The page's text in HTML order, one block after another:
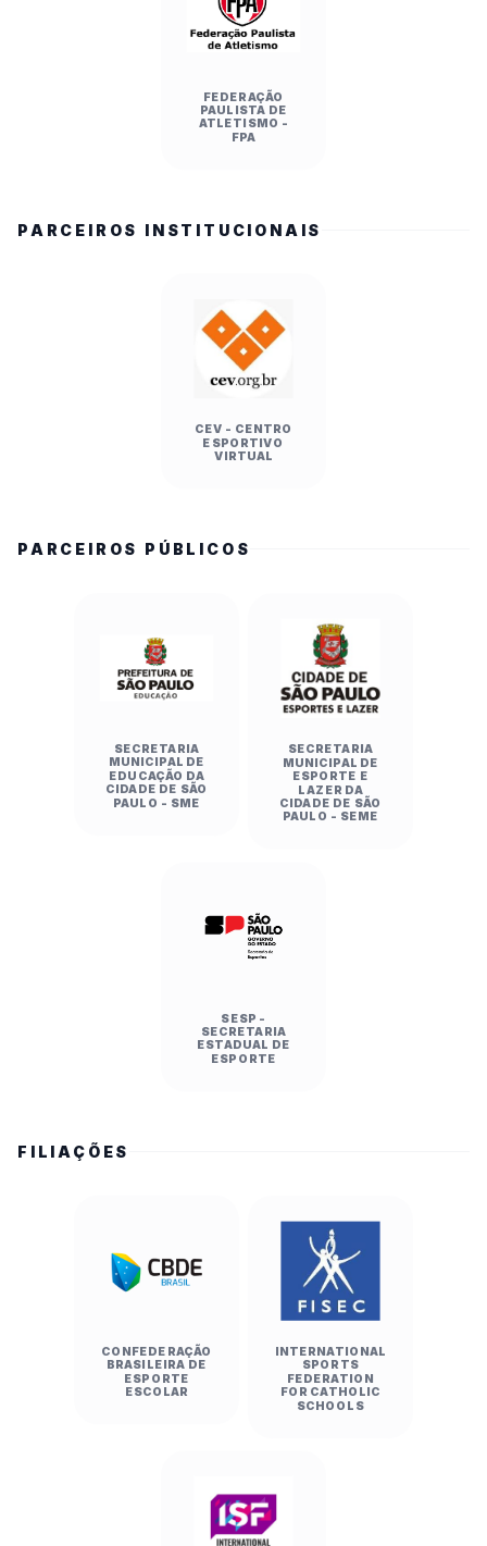
FEDERAÇÃO
PAULISTA DE
ATLETISMO -
FPA
PARCEIROS INSTITUCIONAIS
CEV - CENTRO
ESPORTIVO
VIRTUAL
PARCEIROS PÚBLICOS
SECRETARIA
MUNICIPAL DE
EDUCAÇÃO DA
CIDADE DE SÃO
PAULO - SME
SECRETARIA
MUNICIPAL DE
ESPORTE E
LAZER DA
CIDADE DE SÃO
PAULO - SEME
SESP -
SECRETARIA
ESTADUAL DE
ESPORTE
FILIAÇÕES
CONFEDERAÇÃO
BRASILEIRA DE
ESPORTE
ESCOLAR
INTERNATIONAL
SPORTS
FEDERATION
FOR CATHOLIC
SCHOOLS